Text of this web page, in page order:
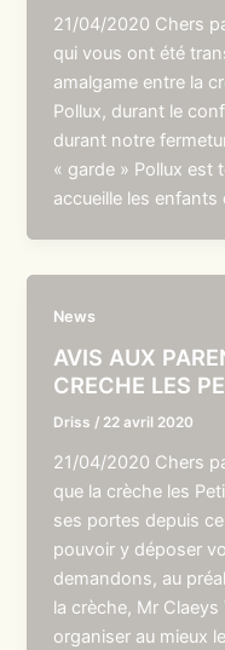
21/04/2020 Chers
qui vous ont été
amalgame entre la
Pollux, durant le
durant notre
« garde » Pollux est
accueille les
News
AVIS AUX
CRECHE LES
Driss / 22 avril 2020
21/04/2020 Chers
que la crèche les
ses portes depuis
pouvoir y déposer
demandons, au
la crèche, Mr Claeys
organiser au mieux